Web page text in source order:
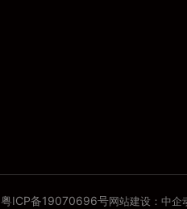
粤ICP备19070696号网站建设：中企